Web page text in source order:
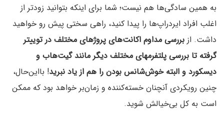
به همین سادگی‌ها هم نیست؛ شما برای اینکه بتوانید زودتر از
اغلب افراد ایردراپ‌ها را پیدا کنید، راهی سختی پیش رو خواهید
داشت. از بررسی مداوم اکانت‌های پروژهای مختلف در توییتر
گرفته تا بررسی پلتفرمهای مختلف دیگر مانند گیت‌هاب و
دیسکورد و البته خوش‌شانس بودن را هم از یاد نبرید! بااین‌حال،
چنین رویکردی آنچنان خسته‌کننده و زمان‌بر خواهد بود که ممکن
است به کل بی‌خیالش شوید.